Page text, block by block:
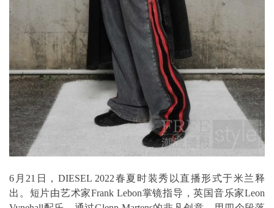
6月21日，DIESEL 2022春夏时装秀以直播形式于米兰释
出。短片由艺术家Frank Lebon掌镜指导，英国音乐家Leon